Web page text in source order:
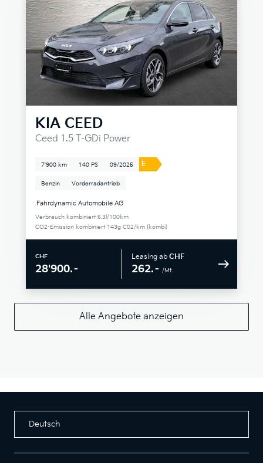
KIA CEED
Ceed 1.5 T-GDi Power
7'900 km 140 PS 09/2025 E
Benzin Vorderradantrieb
Fahrdynamic Automobile AG
Verbrauch kombiniert 6.3l/100km
CO2-Emission kombiniert 143g C02/km (kombi)
CHF
28'900.–
Leasing ab CHF
262.– /Mt.
Alle Angebote anzeigen
Deutsch